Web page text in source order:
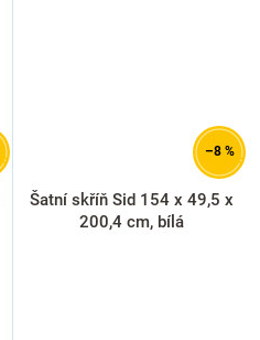
–8 %
Šatní skříň Sid 154 x 49,5 x
200,4 cm, bílá